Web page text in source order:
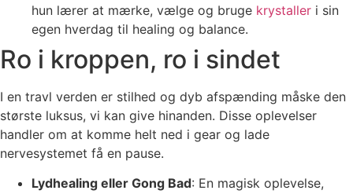
hun lærer at mærke, vælge og bruge krystaller i sin
egen hverdag til healing og balance.
Ro i kroppen, ro i sindet
I en travl verden er stilhed og dyb afspænding måske den
største luksus, vi kan give hinanden. Disse oplevelser
handler om at komme helt ned i gear og lade
nervesystemet få en pause.
Lydhealing eller Gong Bad: En magisk oplevelse,